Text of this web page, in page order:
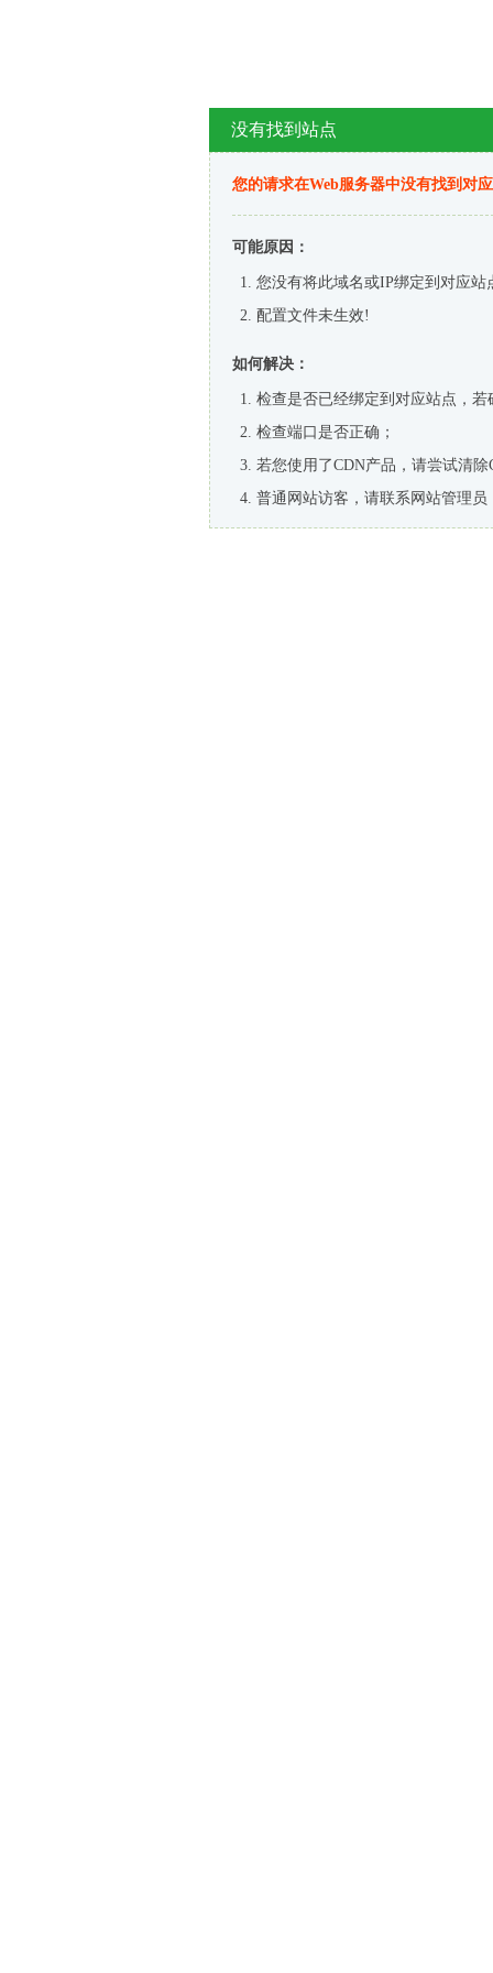
没有找到站点
您的请求在Web服务器中没有找到对
可能原因：
您没有将此域名或IP绑定到对应站
配置文件未生效!
如何解决：
检查是否已经绑定到对应站点，
检查端口是否正确；
若您使用了CDN产品，请尝试清除
普通网站访客，请联系网站管理员